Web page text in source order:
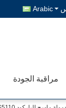
Arabic
مراقبة الجودة